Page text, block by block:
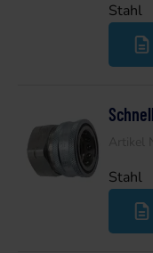
Stahl
Stahl